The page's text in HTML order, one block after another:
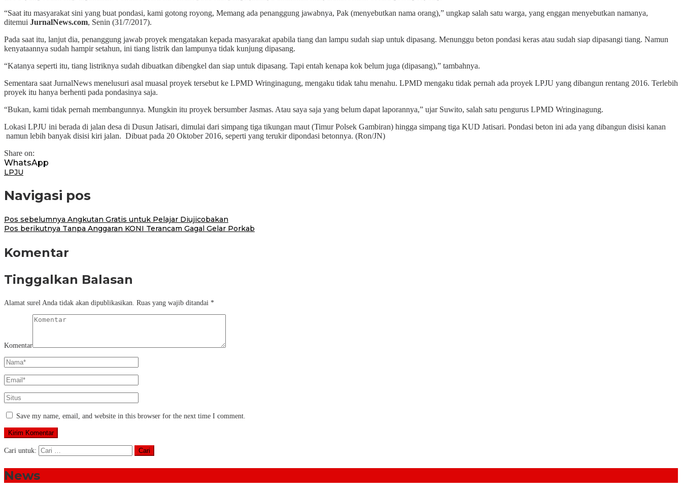
“Saat itu masyarakat sini yang buat pondasi, kami gotong royong, Memang ada penanggung jawabnya, Pak (menyebutkan nama orang),” ungkap salah satu warga, yang enggan menyebutkan namanya,
ditemui JurnalNews.com, Senin (31/7/2017).
Pada saat itu, lanjut dia, penanggung jawab proyek mengatakan kepada masyarakat apabila tiang dan lampu sudah siap untuk dipasang. Menunggu beton pondasi keras atau sudah siap dipasangi tiang. Namun
kenyataannya sudah hampir setahun, ini tiang listrik dan lampunya tidak kunjung dipasang.
“Katanya seperti itu, tiang listriknya sudah dibuatkan dibengkel dan siap untuk dipasang. Tapi entah kenapa kok belum juga (dipasang),” tambahnya.
Sementara saat JurnalNews menelusuri asal muasal proyek tersebut ke LPMD Wringinagung, mengaku tidak tahu menahu. LPMD mengaku tidak pernah ada proyek LPJU yang dibangun rentang 2016. Terlebih
proyek itu hanya berhenti pada pondasinya saja.
“Bukan, kami tidak pernah membangunnya. Mungkin itu proyek bersumber Jasmas. Atau saya saja yang belum dapat laporannya,” ujar Suwito, salah satu pengurus LPMD Wringinagung.
Lokasi LPJU ini berada di jalan desa di Dusun Jatisari, dimulai dari simpang tiga tikungan maut (Timur Polsek Gambiran) hingga simpang tiga KUD Jatisari. Pondasi beton ini ada yang dibangun disisi kanan
namun lebih banyak disisi kiri jalan. Dibuat pada 20 Oktober 2016, seperti yang terukir dipondasi betonnya. (Ron/JN)
Share on:
WhatsApp
LPJU
Navigasi pos
Pos sebelumnya Angkutan Gratis untuk Pelajar Diujicobakan
Pos berikutnya Tanpa Anggaran KONI Terancam Gagal Gelar Porkab
Komentar
Tinggalkan Balasan
Alamat surel Anda tidak akan dipublikasikan. Ruas yang wajib ditandai *
Komentar
Save my name, email, and website in this browser for the next time I comment.
Cari untuk:
News